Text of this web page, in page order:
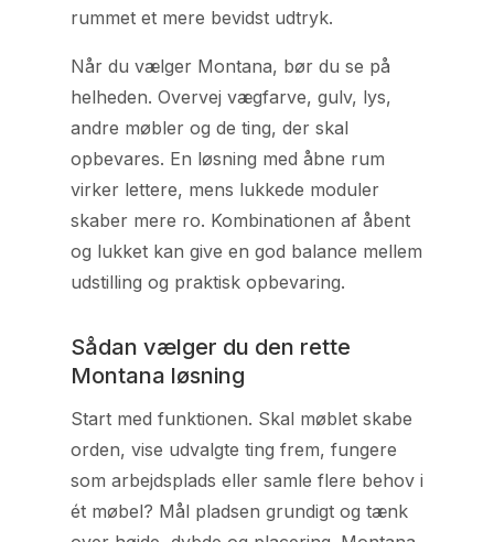
rummet et mere bevidst udtryk.
Når du vælger Montana, bør du se på
helheden. Overvej vægfarve, gulv, lys,
andre møbler og de ting, der skal
opbevares. En løsning med åbne rum
virker lettere, mens lukkede moduler
skaber mere ro. Kombinationen af åbent
og lukket kan give en god balance mellem
udstilling og praktisk opbevaring.
Sådan vælger du den rette
Montana løsning
Start med funktionen. Skal møblet skabe
orden, vise udvalgte ting frem, fungere
som arbejdsplads eller samle flere behov i
ét møbel? Mål pladsen grundigt og tænk